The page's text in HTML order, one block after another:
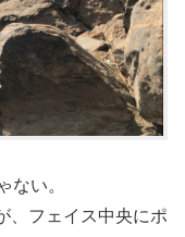
ない。
、フェイス中央にポ